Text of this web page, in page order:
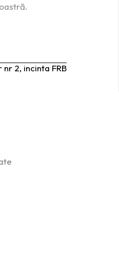
2, incinta FRB